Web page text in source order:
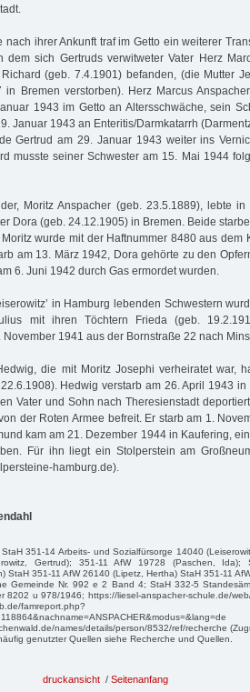
nach ihrer Ankunft traf im Getto ein weiterer
dem sich Gertruds verwitweter Vater Herz
(geb. 7.4.1901) befanden, (die Mutter
in Bremen verstorben). Herz Marcus
1943 im Getto an Altersschwäche, sein
Januar 1943 an Enteritis/Darmkatarrh
Gertrud am 29. Januar 1943 weiter ins
musste seiner Schwester am 15. Mai 1944
Moritz Anspacher (geb. 23.5.1889), lebte
Dora (geb. 24.12.1905) in Bremen. Beide
wurde mit der Haftnummer 8480 aus dem
am 13. März 1942, Dora gehörte zu den
6. Juni 1942 durch Gas ermordet wurden.
in Hamburg lebenden Schwestern
mit ihren Töchtern Frieda (geb.
November 1941 aus der Bornstraße 22 nach
die mit Moritz Josephi verheiratet war,
Hedwig verstarb am 26. April 1943 in
Vater und Sohn nach Theresienstadt
der Roten Armee befreit. Er starb am 1.
kam am 21. Dezember 1944 in Kaufering,
Für ihn liegt ein Stolperstein am
hamburg.de).
351-14 Arbeits- und Sozialfürsorge 14040
Gertrud); 351-11 AfW 19728 (Paschen, Ida);
StaH 351-11 AfW 26140 (Lipetz, Hertha) StaH 351-11
Gemeinde Nr. 992 e 2 Band 4; StaH 332-5
8202 u 978/1946; https://liesel-anspacher-schule.de/
famreport.php?
names/details/person/8532/ref/recherche
genutzter Quellen siehe Recherche und Quellen.
druckansicht / Seitenanfang